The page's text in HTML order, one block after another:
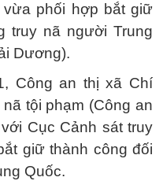
phối hợp bắt giữ
truy nã người Trung
Dương).
Công an thị xã Chí
tội phạm (Công an
Cục Cảnh sát truy
giữ thành công đối
Quốc.